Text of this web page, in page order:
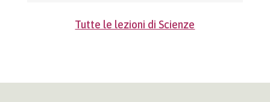
Tutte le lezioni di Scienze